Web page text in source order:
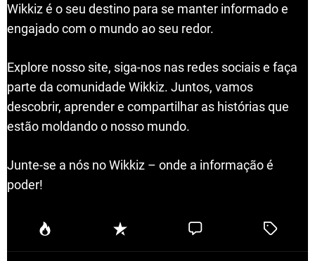
Wikkiz é o seu destino para se manter informado e
engajado com o mundo ao seu redor.
Explore nosso site, siga-nos nas redes sociais e faça
parte da comunidade Wikkiz. Juntos, vamos
descobrir, aprender e compartilhar as histórias que
estão moldando o nosso mundo.
Junte-se a nós no Wikkiz – onde a informação é
poder!
P
R
C
T